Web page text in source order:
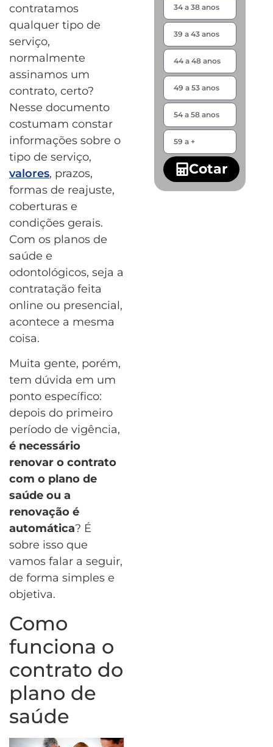
contratamos
qualquer tipo de
serviço,
normalmente
assinamos um
contrato, certo?
Nesse documento
costumam constar
informações sobre o
tipo de serviço,
valores, prazos,
formas de reajuste,
coberturas e
condições gerais.
Com os planos de
saúde e
odontológicos, seja a
contratação feita
online ou presencial,
acontece a mesma
coisa.
Muita gente, porém,
tem dúvida em um
ponto específico:
depois do primeiro
período de vigência,
é necessário
renovar o contrato
com o plano de
saúde ou a
renovação é
automática? É
sobre isso que
vamos falar a seguir,
de forma simples e
objetiva.
Como
funciona o
contrato do
plano de
saúde
Cotar